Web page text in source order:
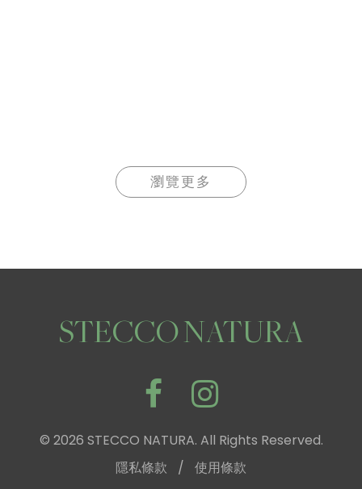
瀏覽更多
STECCO NATURA
© 2026 STECCO NATURA. All Rights Reserved.
隱私條款
/ 使用條款